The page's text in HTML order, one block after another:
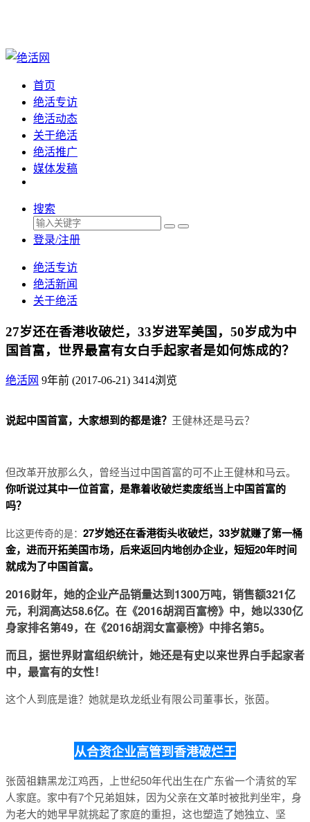
首页
绝活专访
绝活动态
关于绝活
绝活推广
媒体发稿
搜索
登录/注册
绝活专访
绝活新闻
关于绝活
27岁还在香港收破烂，33岁进军美国，50岁成为中
国首富，世界最富有女白手起家者是如何炼成的？
绝活网 9年前 (2017-06-21) 3414浏览
说起中国首富，大家想到的都是谁？ 王健林还是马云？
但改革开放那么久，曾经当过中国首富的可不止王健林和马云。
你听说过其中一位首富，是靠着收破烂卖废纸当上中国首富的
吗？
比这更传奇的是： 27岁她还在香港街头收破烂，33岁就赚了第一桶
金，进而开拓美国市场，后来返回内地创办企业，短短20年时间
就成为了中国首富。
2016财年，她的企业产品销量达到1300万吨，销售额321亿
元，利润高达58.6亿。在《2016胡润百富榜》中，她以330亿
身家排名第49，在《2016胡润女富豪榜》中排名第5。
而且，据世界财富组织统计，她还是有史以来世界白手起家者
中，最富有的女性！
这个人到底是谁？她就是玖龙纸业有限公司董事长，张茵。
从合资企业高管到香港破烂王
张茵祖籍黑龙江鸡西，上世纪50年代出生在广东省一个清贫的军
人家庭。家中有7个兄弟姐妹，因为父亲在文革时被批判坐牢，身
为老大的她早早就挑起了家庭的重担，这也塑造了她独立、坚